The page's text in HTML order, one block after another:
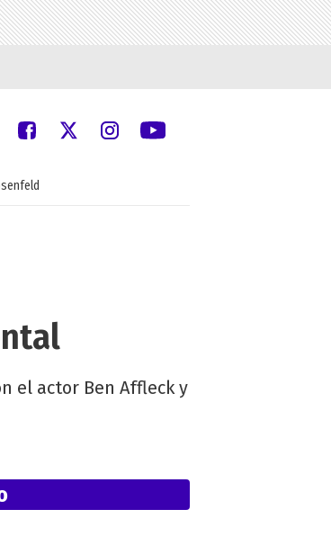
el actor Ben Affleck y